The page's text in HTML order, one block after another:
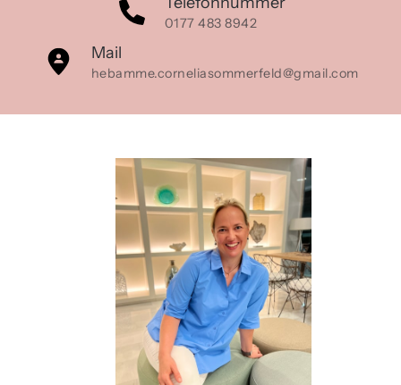
0177 483 8942
Mail
hebamme.corneliasommerfeld@gmail.com